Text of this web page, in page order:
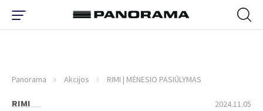
Panorama Akcijos RIMI | MĖNESIO PASIŪLYMAS
RIMI 2024.11.05